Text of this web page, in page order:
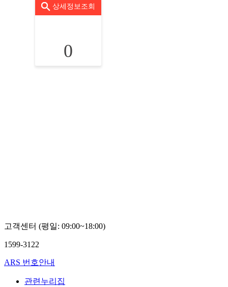
상세정보조회
0
고객센터 (평일: 09:00~18:00)
1599-3122
ARS 번호안내
관련누리집